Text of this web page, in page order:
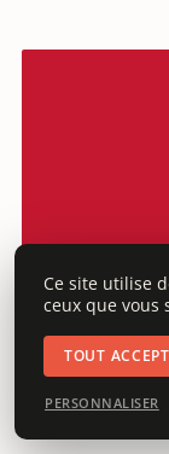
DÉCRYPTAGE 18
Sonia
pensants sur
Ce site utilise
ceux que vous
TOUT
PERSONNALISER